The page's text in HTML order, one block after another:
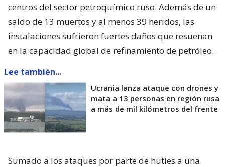
centros del sector petroquímico ruso. Además de un
saldo de 13 muertos y al menos 39 heridos, las
instalaciones sufrieron fuertes daños que resuenan
en la capacidad global de refinamiento de petróleo.
Lee también...
Ucrania lanza ataque con drones y
mata a 13 personas en región rusa
a más de mil kilómetros del frente
Sumado a los ataques por parte de hutíes a una